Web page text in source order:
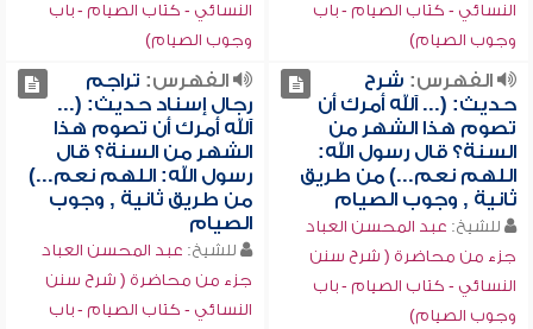
النسائي - كتاب الصيام - باب
وجوب الصيام)
النسائي - كتاب الصيام - باب
وجوب الصيام)
الفهرس: شرح
حديث: (... آلله أمرك أن
تصوم هذا الشهر من
السنة؟ قال رسول الله:
اللهم نعم...) من طريق
ثانية , وجوب الصيام
للشيخ: عبد المحسن العباد
جزء من محاضرة ( شرح سنن
النسائي - كتاب الصيام - باب
وجوب الصيام)
الفهرس: تراجم
رجال إسناد حديث: (...
آلله أمرك أن تصوم هذا
الشهر من السنة؟ قال
رسول الله: اللهم نعم...)
من طريق ثانية , وجوب
الصيام
للشيخ: عبد المحسن العباد
جزء من محاضرة ( شرح سنن
النسائي - كتاب الصيام - باب